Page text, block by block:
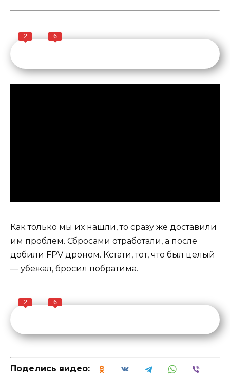
2 6
Как только мы их нашли, то сразу же доставили
им проблем. Сбросами отработали, а после
добили FPV дроном. Кстати, тот, что был целый
— убежал, бросил побратима.
2 6
Поделись видео: